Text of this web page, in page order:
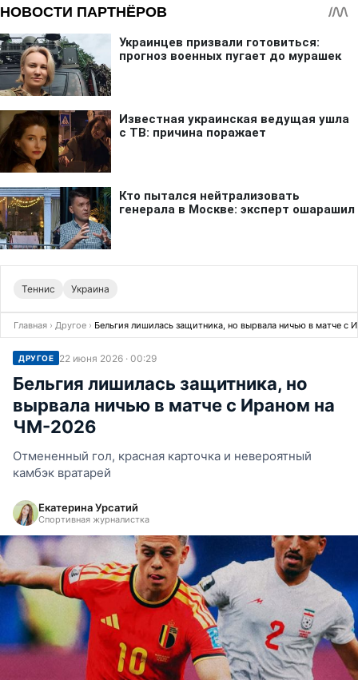
Теннис Украина
Главная › Другое › Бельгия лишилась защитника, но вырвала ничью в матче
ДРУГОЕ 22 июня 2026 · 00:29
Бельгия лишилась защитника, но
вырвала ничью в матче с Ираном на
ЧМ-2026
Отмененный гол, красная карточка и невероятный
камбэк вратарей
Екатерина Урсатий
Спортивная журналистка